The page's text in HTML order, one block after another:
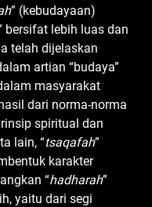
” (kebudayaan)
bersifat lebih luas dan
telah dijelaskan
artian “budaya”
masyarakat
dari norma-norma
spiritual dan
lain, “tsaqafah”
karakter
“hadharah”
yaitu dari segi